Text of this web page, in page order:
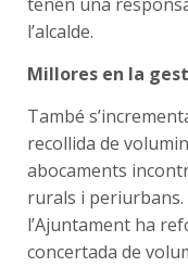
l’alcalde.
Millores en la
També
recollida de
abocaments
rurals i
l’Ajuntament ha
concertada de